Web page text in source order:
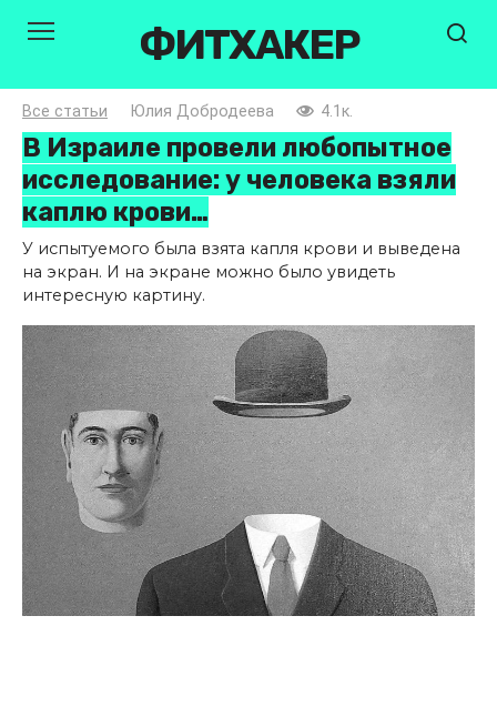
ФИТХАКЕР
Все статьи Юлия Добродеева 4.1к.
В Израиле провели любопытное
исследование: у человека взяли
каплю крови…
У испытуемого была взята капля крови и выведена
на экран. И на экране можно было увидеть
интересную картину.